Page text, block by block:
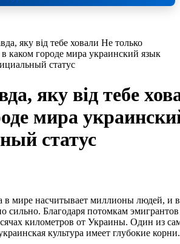
яку від тебе ховали Не только
каком городе мира украинский язык
статус
яку від тебе
мира
статус
сильно. Благодаря потомкам
километров от Украины. Один из
культура имеет глубокие корни.